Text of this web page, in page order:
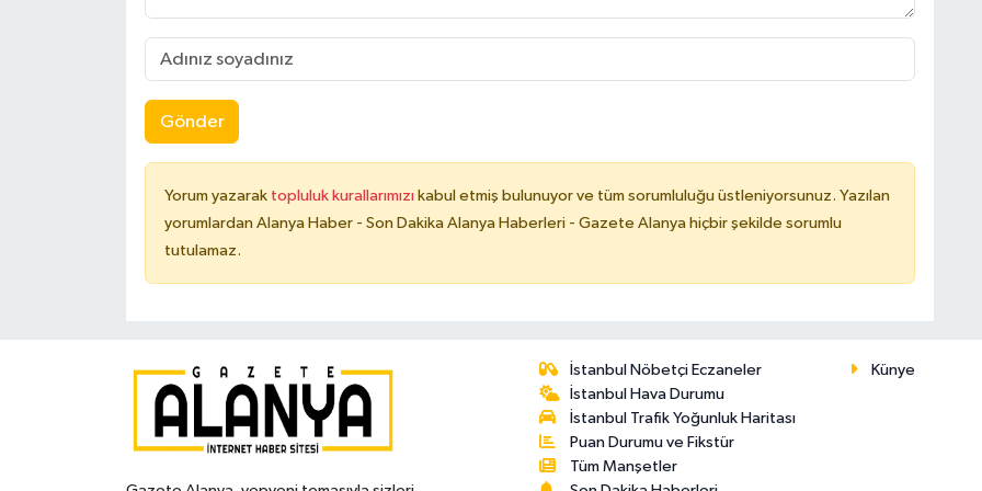
Gönder
Yorum yazarak topluluk kurallarımızı kabul etmiş bulunuyor ve tüm sorumluluğu üstleniyorsunuz. Yazılan
yorumlardan Alanya Haber - Son Dakika Alanya Haberleri - Gazete Alanya hiçbir şekilde sorumlu
tutulamaz.
İstanbul Nöbetçi Eczaneler
İstanbul Hava Durumu
İstanbul Trafik Yoğunluk Haritası
Puan Durumu ve Fikstür
Tüm Manşetler
Künye